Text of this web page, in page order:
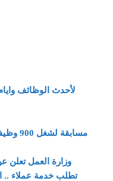
لأحدث الوظائف
وزارة العمل تعلن عن 5931 فرصة شاغرة فى 11